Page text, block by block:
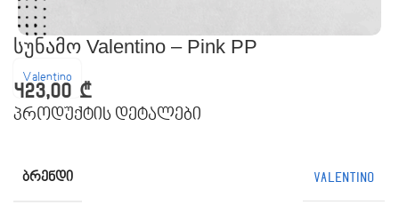
სუნამო Valentino – Pink PP
Valentino
423,00 ₾
პროდუქტის დეტალები
ᲑᲠᲔᲜᲓᲘ Valentino